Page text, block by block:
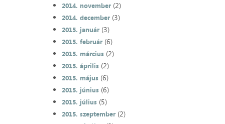
2014. november(2)
2014. december(3)
2015. január(3)
2015. február(6)
2015. március(2)
2015. április(2)
2015. május(6)
2015. június(6)
2015. július(5)
2015. szeptember(2)